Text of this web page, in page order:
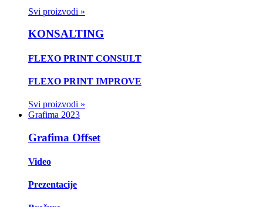
Svi proizvodi »
KONSALTING
FLEXO PRINT CONSULT
FLEXO PRINT IMPROVE
Svi proizvodi »
Grafima 2023
Grafima Offset
Video
Prezentacije